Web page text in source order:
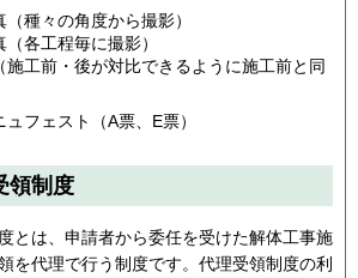
（種々の角度から撮影）
（各工程毎に撮影）
施工前・後が対比できるように施工前と同
フェスト（A票、E票）
領制度
とは、申請者から委任を受けた解体工事施
を代理で行う制度です。代理受領制度の利